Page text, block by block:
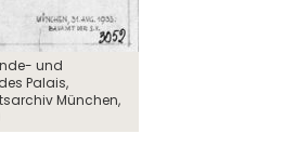
und
Palais,
München,